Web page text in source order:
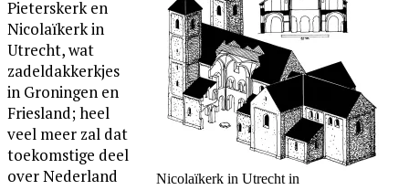
Nicolaïkerk in Utrecht in
Pieterskerk en
Nicolaïkerk in
Utrecht, wat
zadeldakkerkjes
in Groningen en
Friesland; heel
veel meer zal dat
toekomstige deel
over Nederland